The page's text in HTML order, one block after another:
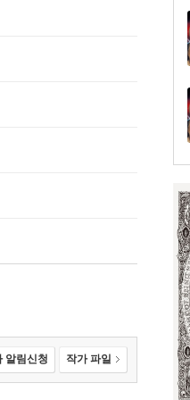
알림신청 작가 파일